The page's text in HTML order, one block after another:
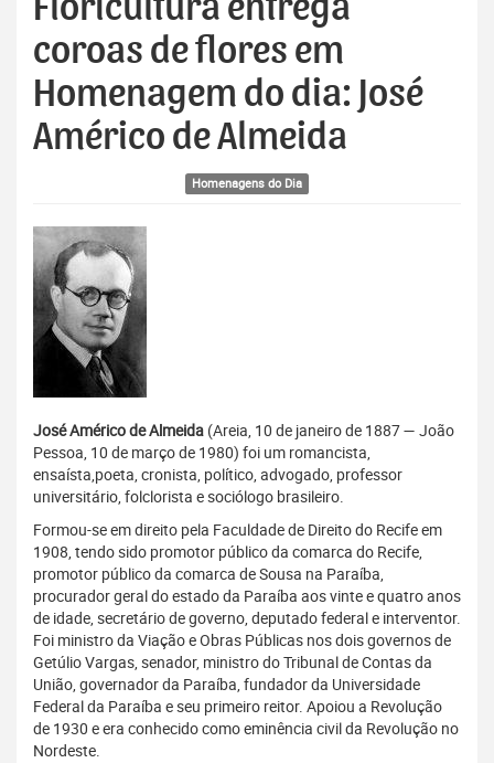
Floricultura entrega
coroas de flores em
Homenagem do dia: José
Américo de Almeida
Homenagens do Dia
José Américo de Almeida (Areia, 10 de janeiro de 1887 — João
Pessoa, 10 de março de 1980) foi um romancista,
ensaísta,poeta, cronista, político, advogado, professor
universitário, folclorista e sociólogo brasileiro.
Formou-se em direito pela Faculdade de Direito do Recife em
1908, tendo sido promotor público da comarca do Recife,
promotor público da comarca de Sousa na Paraíba,
procurador geral do estado da Paraíba aos vinte e quatro anos
de idade, secretário de governo, deputado federal e interventor.
Foi ministro da Viação e Obras Públicas nos dois governos de
Getúlio Vargas, senador, ministro do Tribunal de Contas da
União, governador da Paraíba, fundador da Universidade
Federal da Paraíba e seu primeiro reitor. Apoiou a Revolução
de 1930 e era conhecido como eminência civil da Revolução no
Nordeste.